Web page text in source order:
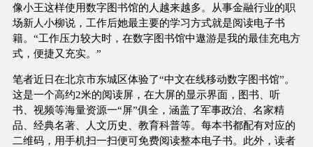
像小王这样使用数字图书馆的人越来越多。从事金融行业的职
场新人小柳说，工作后她最主要的学习方式就是阅读电子书
籍。“工作压力较大时，在数字图书馆中遨游是我的最佳充电方
式，便捷又充实。”
笔者近日在北京市东城区体验了“中文在线移动数字图书馆”。
这是一个高约2米的阅读屏，在大屏的显示界面，图书、听
书、视频等海量资源一“屏”俱全，涵盖了军事政治、名家精
品、经典名著、人文历史、教育科普等。每本书都配有对应的
二维码，用手机扫一扫便可免费阅读整本电子书。此外，读者